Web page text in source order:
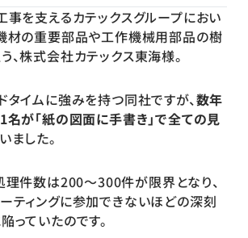
事を支えるカテックスグループにおい
材の重要部品や工作機械用部品の樹
、株式会社カテックス東海様。
タイムに強みを持つ同社ですが、数年
が「紙の図面に手書き」で全ての見
ました。
理件数は200〜300件が限界となり、
ティングに参加できないほどの深刻
っていたのです。